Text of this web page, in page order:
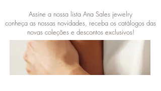
Assine a nossa lista Ana Sales jewelry
conheça as nossas novidades, receba os catálogos das
novas coleções e descontos exclusivos!